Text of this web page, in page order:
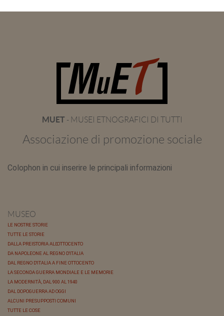
MUET - MUSEI ETNOGRAFICI DI TUTTI
Associazione di promozione sociale
Colophon in cui inserire le principali informazioni
MUSEO
LE NOSTRE STORIE
TUTTE LE STORIE
DALLA PREISTORIA ALL'OTTOCENTO
DA NAPOLEONE AL REGNO D'ITALIA
DAL REGNO D'ITALIA A FINE OTTOCENTO
LA SECONDA GUERRA MONDIALE E LE MEMORIE
LA MODERNITÀ, DAL 900 AL 1940
DAL DOPOGUERRA AD OGGI
ALCUNI PRESUPPOSTI COMUNI
TUTTE LE COSE